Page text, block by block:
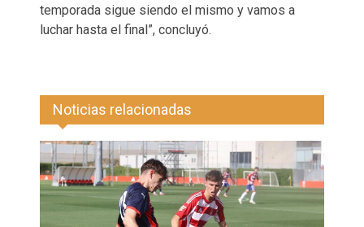
temporada sigue siendo el mismo y vamos a
luchar hasta el final”, concluyó.
Noticias relacionadas